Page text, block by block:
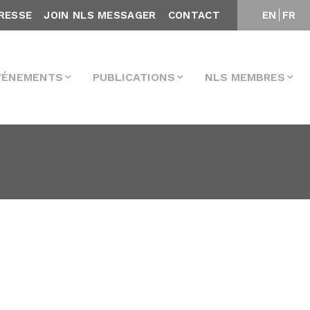
EN FR
JOIN NLS MESSAGER CONTACT
PUBLICATIONS NLS MEMBRES